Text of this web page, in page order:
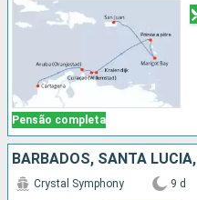
Pensão completa
Crystal Symphony 9 d